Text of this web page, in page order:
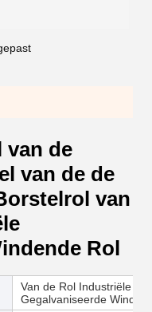
van de
van de de
van
Rol
Van de Rol Industriële
Gegalvaniseerde